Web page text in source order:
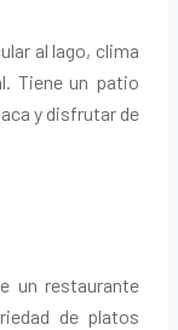
al lago, clima
Tiene un patio
y disfrutar de
un restaurante
de platos